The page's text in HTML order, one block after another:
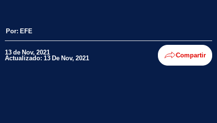
Por: EFE
13 de Nov, 2021
Actualizado: 13 De Nov, 2021 Compartir